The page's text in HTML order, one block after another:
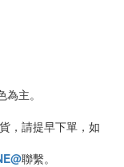
主。
，請提早下單，如
聯繫。